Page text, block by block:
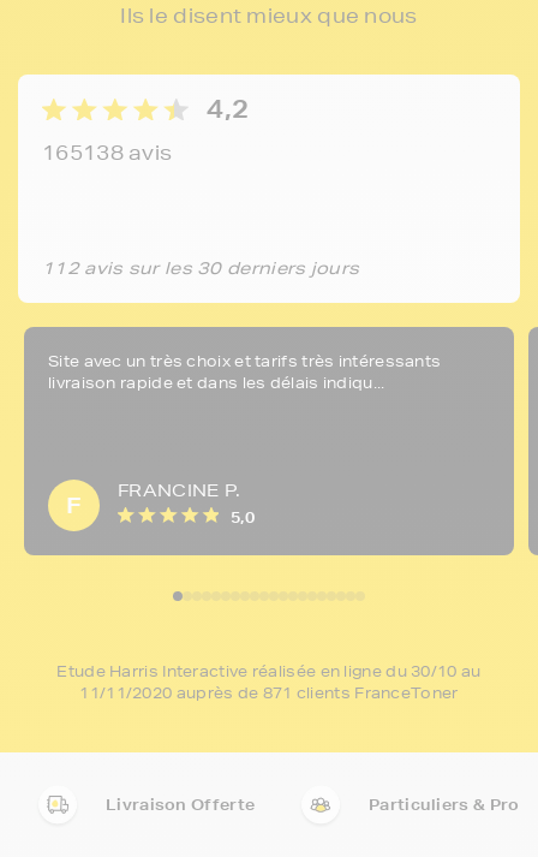
Ils le disent mieux que nous
4,2
165138 avis
112 avis sur les 30 derniers jours
Site avec un très choix et tarifs très intéressants
livraison rapide et dans les délais indiqu...
F
FRANCINE P.
5,0
Etude Harris Interactive réalisée en ligne du 30/10 au
11/11/2020 auprès de 871 clients FranceToner
Livraison Offerte Particuliers & Pro